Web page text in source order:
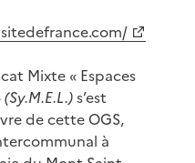
Mixte « Espaces
(Sy.M.E.L.)s’est
de cette OGS,
à